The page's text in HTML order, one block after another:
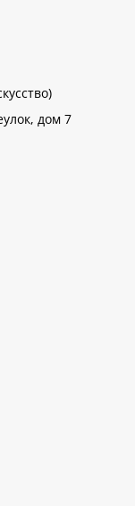
дом 7